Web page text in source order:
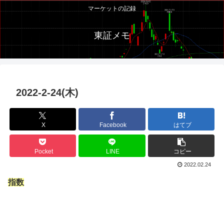
マーケットの記録
東証メモ
2022-2-24(木)
X Facebook はてブ
Pocket LINE コピー
2022.02.24
指数